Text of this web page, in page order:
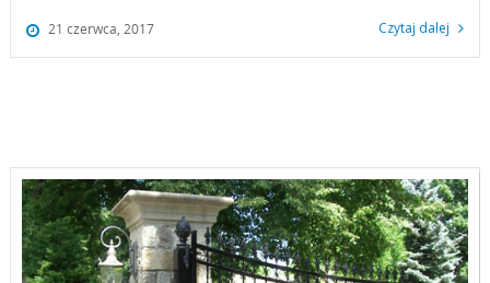
21 czerwca, 2017 Czytaj dalej